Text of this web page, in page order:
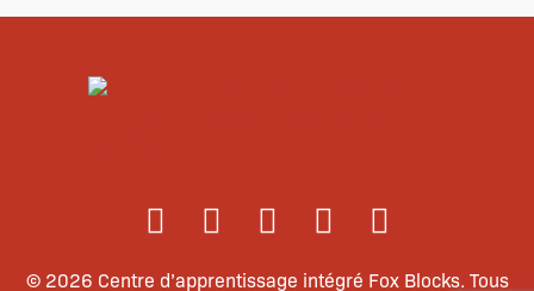
© 2026 Centre d’apprentissage intégré Fox Blocks. Tous